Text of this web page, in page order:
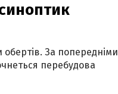
За попередніми
перебудова